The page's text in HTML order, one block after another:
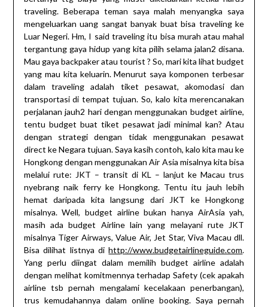
traveling. Beberapa teman saya malah menyangka saya
mengeluarkan uang sangat banyak buat bisa traveling ke
Luar Negeri. Hm, I said traveling itu bisa murah atau mahal
tergantung gaya hidup yang kita pilih selama jalan2 disana.
Mau gaya backpaker atau tourist ? So, mari kita lihat budget
yang mau kita keluarin. Menurut saya komponen terbesar
dalam traveling adalah tiket pesawat, akomodasi dan
transportasi di tempat tujuan. So, kalo kita merencanakan
perjalanan jauh2 hari dengan menggunakan budget airline,
tentu budget buat tiket pesawat jadi minimal kan? Atau
dengan strategi dengan tidak menggunakan pesawat
direct ke Negara tujuan. Saya kasih contoh, kalo kita mau ke
Hongkong dengan menggunakan Air Asia misalnya kita bisa
melalui rute: JKT – transit di KL – lanjut ke Macau trus
nyebrang naik ferry ke Hongkong. Tentu itu jauh lebih
hemat daripada kita langsung dari JKT ke Hongkong
misalnya. Well, budget airline bukan hanya AirAsia yah,
masih ada budget Airline lain yang melayani rute JKT
misalnya Tiger Airways, Value Air, Jet Star, Viva Macau dll.
Bisa dilihat listnya dihttp://www.budgetairlineguide.com.
Yang perlu diingat dalam memilih budget airline adalah
dengan melihat komitmennya terhadap Safety (cek apakah
airline tsb pernah mengalami kecelakaan penerbangan),
trus kemudahannya dalam online booking. Saya pernah